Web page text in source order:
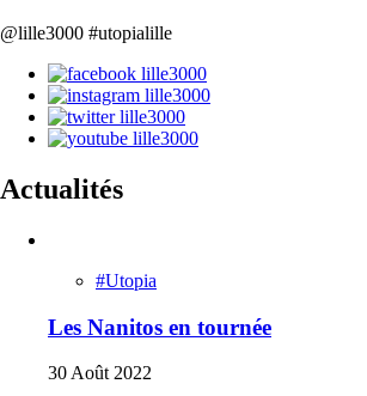
@lille3000 #utopialille
Actualités
#Utopia
Les Nanitos en tournée
30 Août 2022